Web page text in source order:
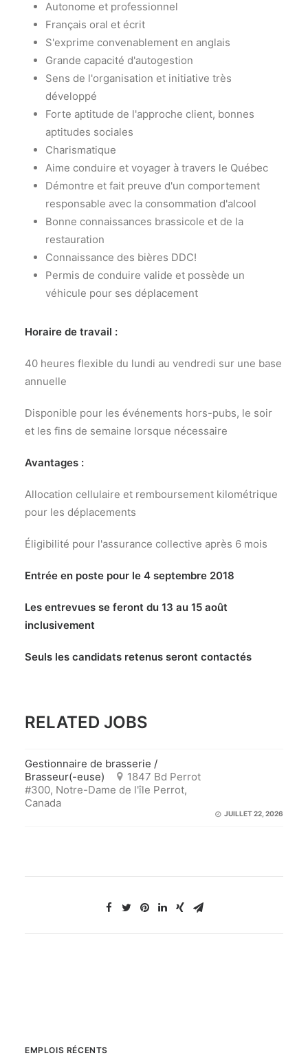
Autonome et professionnel
Français oral et écrit
S'exprime convenablement en anglais
Grande capacité d'autogestion
Sens de l'organisation et initiative très
développé
Forte aptitude de l'approche client, bonnes
aptitudes sociales
Charismatique
Aime conduire et voyager à travers le Québec
Démontre et fait preuve d'un comportement
responsable avec la consommation d'alcool
Bonne connaissances brassicole et de la
restauration
Connaissance des bières DDC!
Permis de conduire valide et possède un
véhicule pour ses déplacement
Horaire de travail :
40 heures flexible du lundi au vendredi sur une base
annuelle
Disponible pour les événements hors-pubs, le soir
et les fins de semaine lorsque nécessaire
Avantages :
Allocation cellulaire et remboursement kilométrique
pour les déplacements
Éligibilité pour l'assurance collective après 6 mois
Entrée en poste pour le 4 septembre 2018
Les entrevues se feront du 13 au 15 août
inclusivement
Seuls les candidats retenus seront contactés
RELATED JOBS
Gestionnaire de brasserie /
Brasseur(-euse)
1847 Bd Perrot
#300, Notre-Dame de l'île Perrot,
Canada
JUILLET 22, 2026
EMPLOIS RÉCENTS